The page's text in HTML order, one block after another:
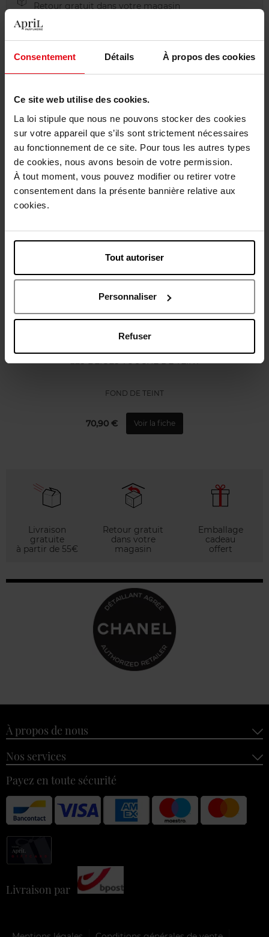
Consentement Détails À propos des cookies
Ce site web utilise des cookies.
La loi stipule que nous ne pouvons stocker des cookies
sur votre appareil que s’ils sont strictement nécessaires
au fonctionnement de ce site. Pour tous les autres types
de cookies, nous avons besoin de votre permission.
À tout moment, vous pouvez modifier ou retirer votre
consentement dans la présente bannière relative aux
cookies.
Tout autoriser
Personnaliser
Refuser
Retour gratuit dans votre magasin
Emballage cadeau offert
Description
Conseil d'utilisation
Caractéristiques
CHANEL
LES BEIGES TOUCHE DE TEINT
FOND DE TEINT
70,90 € Voir la fiche
Livraison
gratuite
à partir de 55€
Retour gratuit
dans votre
magasin
Emballage
cadeau
offert
À propos de nous
Nos services
Payez en toute sécurité
Livraison par